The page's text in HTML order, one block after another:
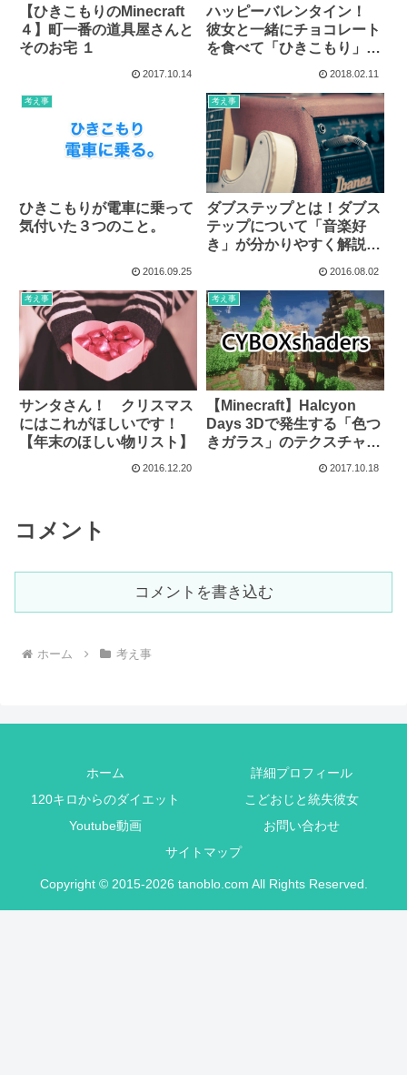
【ひきこもりのMinecraft
４】町一番の道具屋さんと
そのお宅 １
2017.10.14
ハッピーバレンタイン！
彼女と一緒にチョコレート
を食べて「ひきこもり」が
2018.02.11
考え事
ひきこもりが電車に乗って
気付いた３つのこと。
2016.09.25
考え事
ダブステップとは！ダブス
テップについて「音楽好
き」が分かりやすく解説し
2016.08.02
考え事
サンタさん！ クリスマス
にはこれがほしいです！
【年末のほしい物リスト】
2016.12.20
考え事
【Minecraft】Halcyon
Days 3Dで発生する「色つ
きガラス」のテクスチャバ
2017.10.18
コメント
コメントを書き込む
ホーム 考え事
ホーム
詳細プロフィール
120キロからのダイエット
こどおじと統失彼女
Youtube動画
お問い合わせ
サイトマップ
Copyright © 2015-2026 tanoblo.com All Rights Reserved.